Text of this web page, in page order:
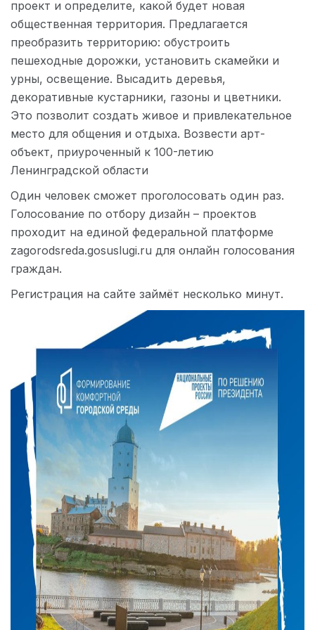
проект и определите, какой будет новая
общественная территория. Предлагается
преобразить территорию: обустроить
пешеходные дорожки, установить скамейки и
урны, освещение. Высадить деревья,
декоративные кустарники, газоны и цветники.
Это позволит создать живое и привлекательное
место для общения и отдыха. Возвести арт-
объект, приуроченный к 100-летию
Ленинградской области
Один человек сможет проголосовать один раз.
Голосование по отбору дизайн – проектов
проходит на единой федеральной платформе
zagorodsreda.gosuslugi.ru для онлайн голосования
граждан.
Регистрация на сайте займёт несколько минут.